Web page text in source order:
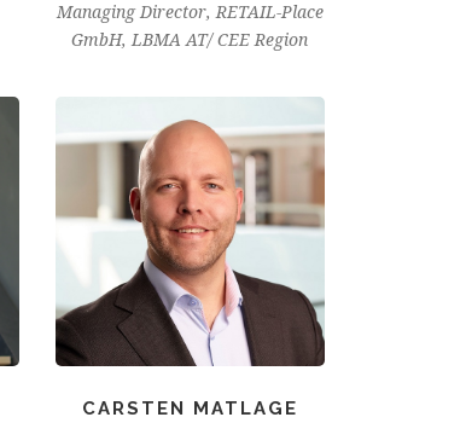
Managing Director, RETAIL-Place
GmbH, LBMA AT/ CEE Region
CARSTEN MATLAGE